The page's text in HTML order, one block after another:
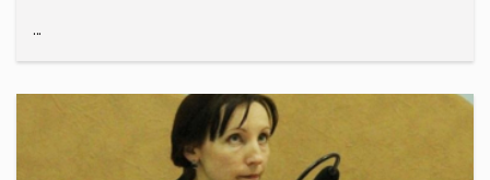
...